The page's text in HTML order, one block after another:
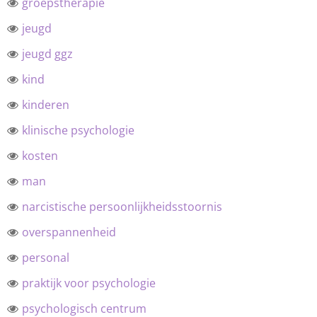
jeugd
jeugd ggz
kind
kinderen
klinische psychologie
kosten
man
narcistische persoonlijkheidsstoornis
overspannenheid
personal
praktijk voor psychologie
psychologisch centrum